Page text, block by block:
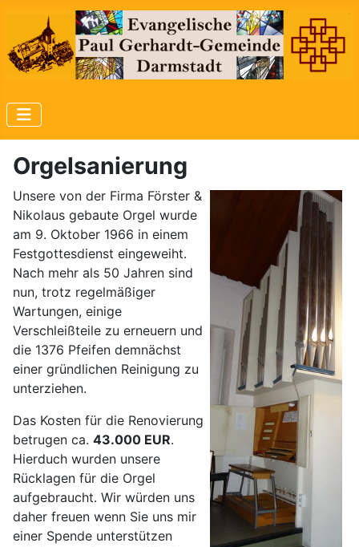
Orgelsanierung
Unsere von der Firma Förster &
Nikolaus gebaute Orgel wurde
am 9. Oktober 1966 in einem
Festgottesdienst eingeweiht.
Nach mehr als 50 Jahren sind
nun, trotz regelmäßiger
Wartungen, einige
Verschleißteile zu erneuern und
die 1376 Pfeifen demnächst
einer gründlichen Reinigung zu
unterziehen.
Das Kosten für die Renovierung
betrugen ca. 43.000 EUR.
Hierduch wurden unsere
Rücklagen für die Orgel
aufgebraucht. Wir würden uns
daher freuen wenn Sie uns mir
einer Spende unterstützen